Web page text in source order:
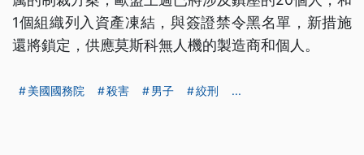
1個組織列入資產凍結，與簽證禁令黑名單，新措施
還將鎖定，供應莫斯科無人機的製造商和個人。
美國國務院 殺害 男子 絞刑 ...